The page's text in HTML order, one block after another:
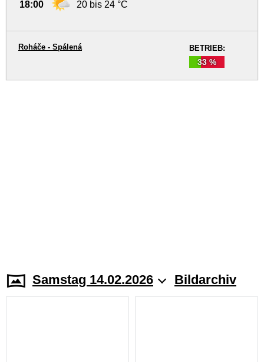
18:00 20 bis 24 °C
BETRIEB:
33 %
Roháče - Spálená
Samstag 14.02.2026 Bildarchiv